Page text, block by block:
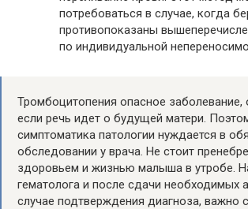
потребоваться в случае, когда
противопоказаны
по индивидуальной
Тромбоцитопения опасное заболевание,
если речь идет о будущей матери.
симптоматика патологии нуждается в
обследовании у врача. Не стоит
здоровьем и жизнью малыша в утробе.
гематолога и после сдачи необходимых
случае подтверждения диагноза, важно